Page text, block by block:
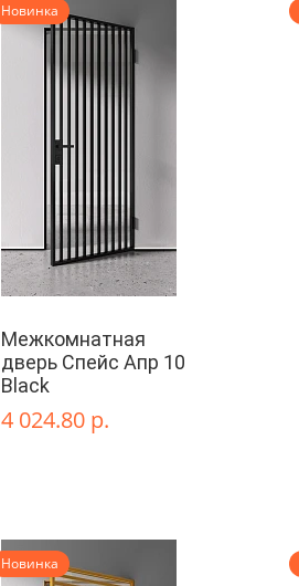
Новинка
Межкомнатная
дверь Спейс Апр 10
Black
4 024.80 р.
Новинка